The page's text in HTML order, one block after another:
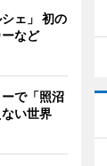
ェ」 初の
など
で「照沼
い世界